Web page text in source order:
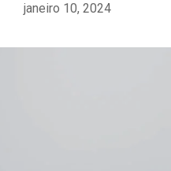
janeiro 10, 2024